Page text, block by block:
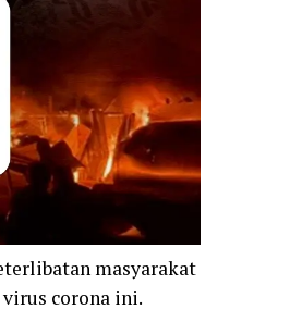
masyarakat
corona ini.